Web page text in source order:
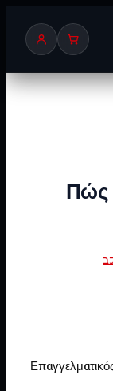
Πώς